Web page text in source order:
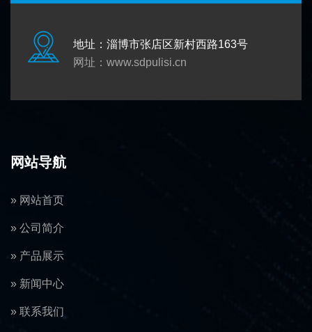
地址：淄博市张店区新村西路163号
网址： www.sdpulisi.cn
网站导航
» 网站首页
» 公司简介
» 产品展示
» 新闻中心
» 联系我们